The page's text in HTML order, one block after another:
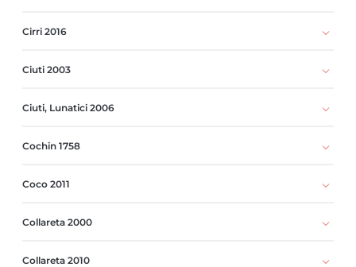
Cirri 2016
Ciuti 2003
Ciuti, Lunatici 2006
Cochin 1758
Coco 2011
Collareta 2000
Collareta 2010